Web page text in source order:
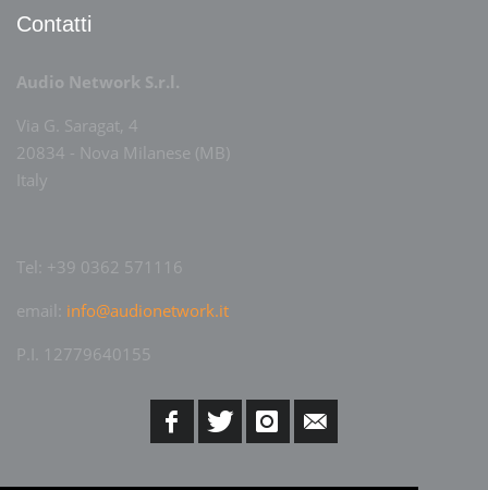
Contatti
Audio Network S.r.l.
Via G. Saragat, 4
20834 - Nova Milanese (MB)
Italy
Tel: +39 0362 571116
email: info@audionetwork.it
P.I. 12779640155